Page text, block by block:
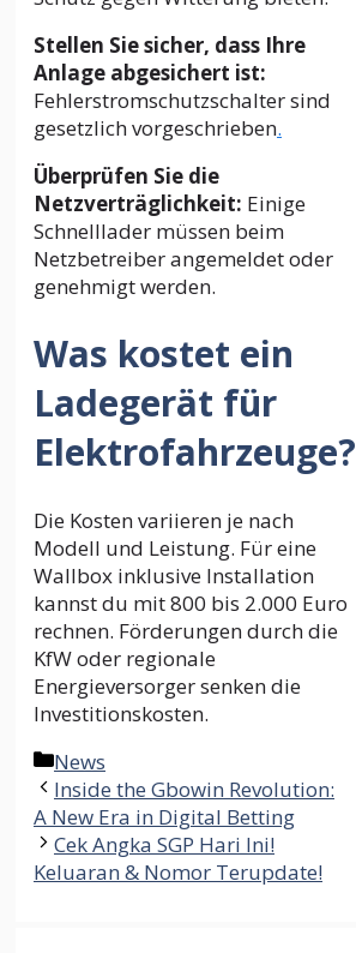
Stellen Sie sicher, dass Ihre
Anlage abgesichert ist:
Fehlerstromschutzschalter sind
gesetzlich vorgeschrieben.
Überprüfen Sie die
Netzverträglichkeit: Einige
Schnelllader müssen beim
Netzbetreiber angemeldet oder
genehmigt werden.
Was kostet ein
Ladegerät für
Elektrofahrzeuge?
Die Kosten variieren je nach
Modell und Leistung. Für eine
Wallbox inklusive Installation
kannst du mit 800 bis 2.000 Euro
rechnen. Förderungen durch die
KfW oder regionale
Energieversorger senken die
Investitionskosten.
Categories
News
Inside the Gbowin Revolution:
A New Era in Digital Betting
Cek Angka SGP Hari Ini!
Keluaran & Nomor Terupdate!